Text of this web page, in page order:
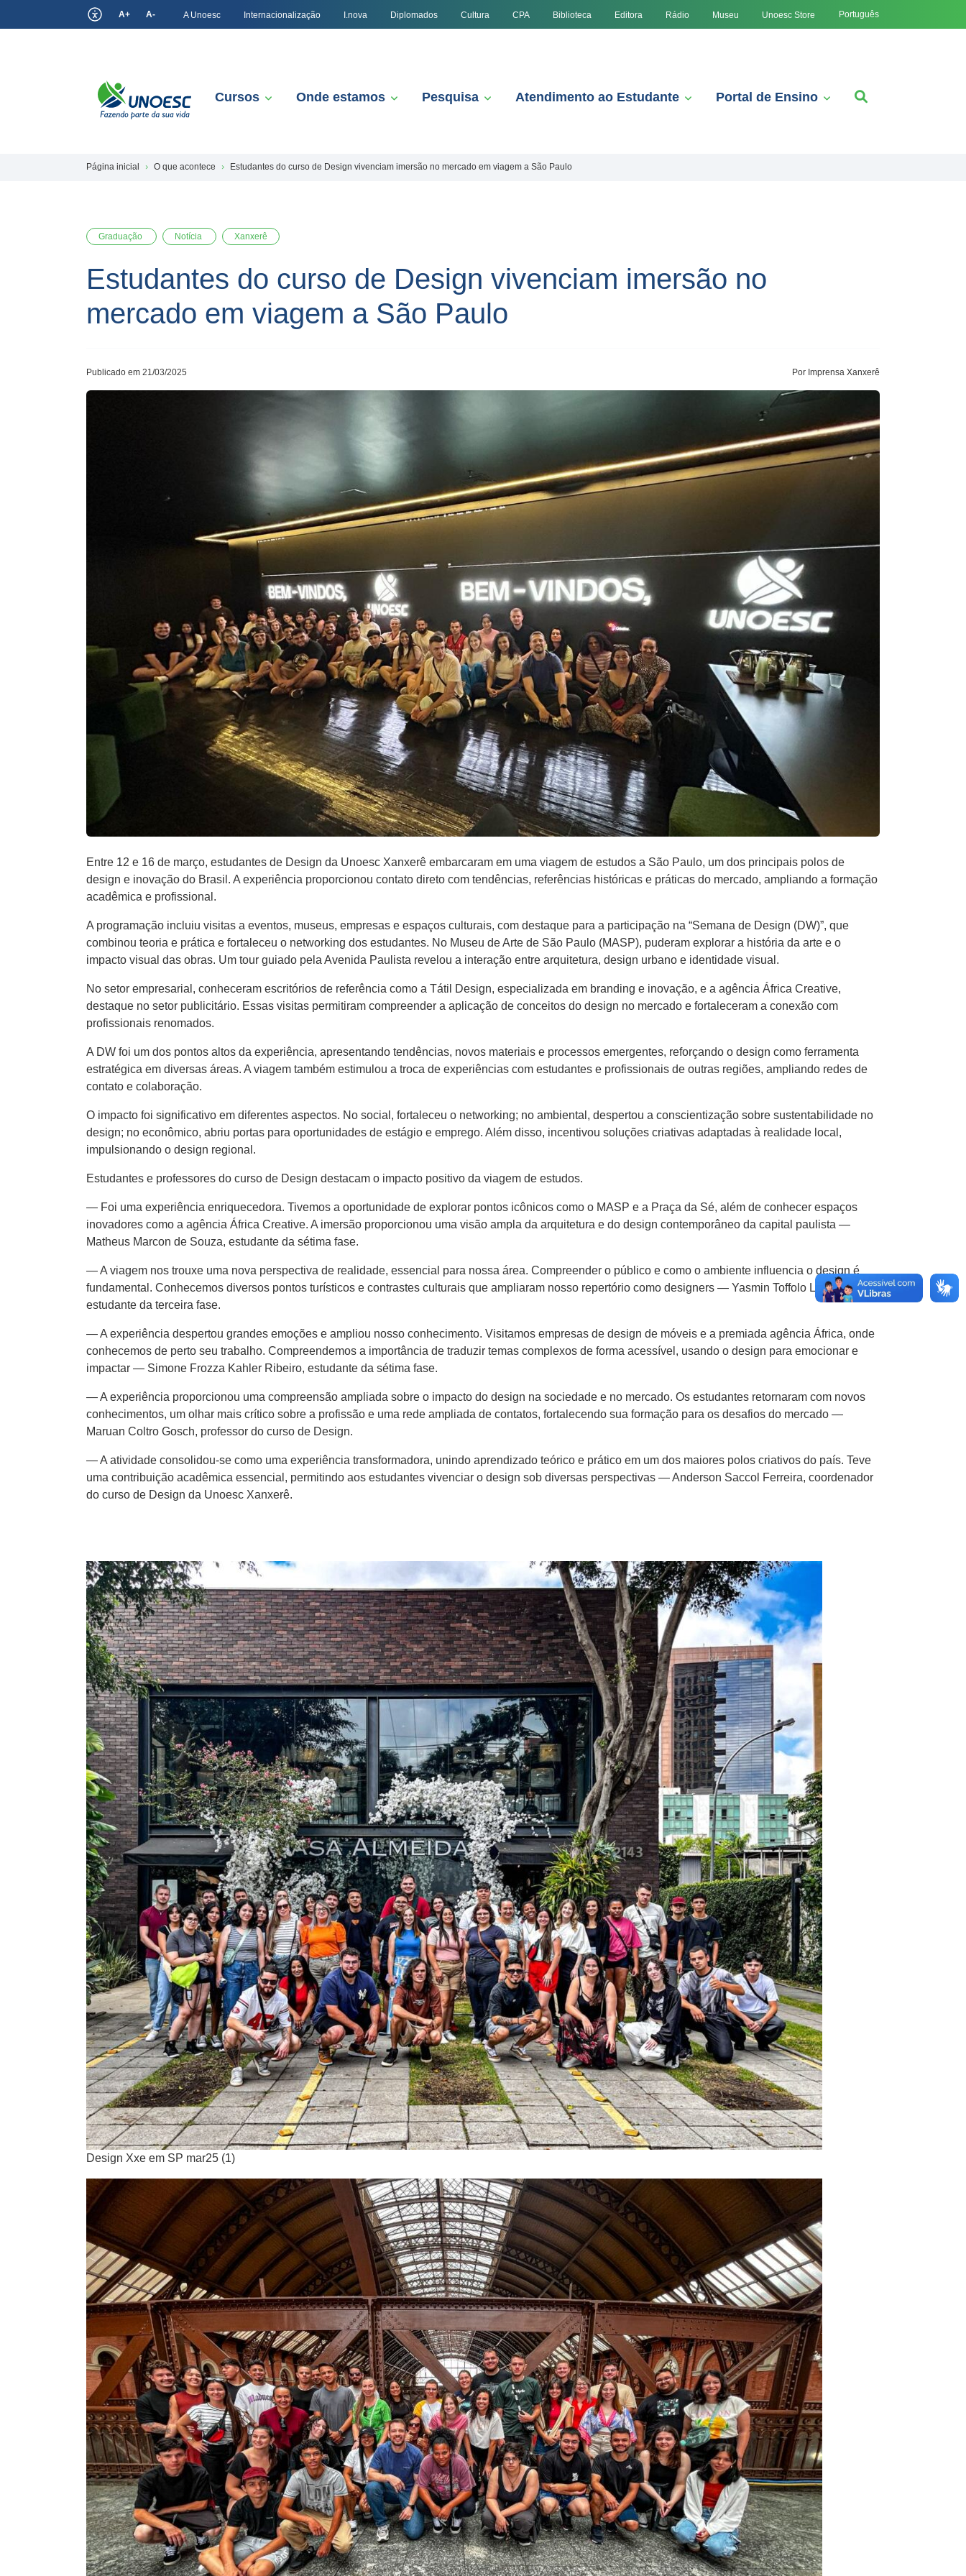
A+ A- A Unoesc Internacionalização I.nova Diplomados Cultura CPA Biblioteca Editora Rádio Museu Unoesc Store Português
Cursos Onde estamos Pesquisa Atendimento ao Estudante Portal de Ensino
Página inicial O que acontece Estudantes do curso de Design vivenciam imersão no mercado em viagem a São Paulo
Graduação Notícia Xanxerê
Estudantes do curso de Design vivenciam imersão no
mercado em viagem a São Paulo
Publicado em 21/03/2025 Por Imprensa Xanxerê
Entre 12 e 16 de março, estudantes de Design da Unoesc Xanxerê embarcaram em uma viagem de estudos a São Paulo, um dos principais polos de
design e inovação do Brasil. A experiência proporcionou contato direto com tendências, referências históricas e práticas do mercado, ampliando a formação
acadêmica e profissional.
A programação incluiu visitas a eventos, museus, empresas e espaços culturais, com destaque para a participação na “Semana de Design (DW)”, que
combinou teoria e prática e fortaleceu o networking dos estudantes. No Museu de Arte de São Paulo (MASP), puderam explorar a história da arte e o
impacto visual das obras. Um tour guiado pela Avenida Paulista revelou a interação entre arquitetura, design urbano e identidade visual.
No setor empresarial, conheceram escritórios de referência como a Tátil Design, especializada em branding e inovação, e a agência África Creative,
destaque no setor publicitário. Essas visitas permitiram compreender a aplicação de conceitos do design no mercado e fortaleceram a conexão com
profissionais renomados.
A DW foi um dos pontos altos da experiência, apresentando tendências, novos materiais e processos emergentes, reforçando o design como ferramenta
estratégica em diversas áreas. A viagem também estimulou a troca de experiências com estudantes e profissionais de outras regiões, ampliando redes de
contato e colaboração.
O impacto foi significativo em diferentes aspectos. No social, fortaleceu o networking; no ambiental, despertou a conscientização sobre sustentabilidade no
design; no econômico, abriu portas para oportunidades de estágio e emprego. Além disso, incentivou soluções criativas adaptadas à realidade local,
impulsionando o design regional.
Estudantes e professores do curso de Design destacam o impacto positivo da viagem de estudos.
— Foi uma experiência enriquecedora. Tivemos a oportunidade de explorar pontos icônicos como o MASP e a Praça da Sé, além de conhecer espaços
inovadores como a agência África Creative. A imersão proporcionou uma visão ampla da arquitetura e do design contemporâneo da capital paulista —
Matheus Marcon de Souza, estudante da sétima fase.
— A viagem nos trouxe uma nova perspectiva de realidade, essencial para nossa área. Compreender o público e como o ambiente influencia o design é
fundamental. Conhecemos diversos pontos turísticos e contrastes culturais que ampliaram nosso repertório como designers — Yasmin Toffolo Lemes,
estudante da terceira fase.
— A experiência despertou grandes emoções e ampliou nosso conhecimento. Visitamos empresas de design de móveis e a premiada agência África, onde
conhecemos de perto seu trabalho. Compreendemos a importância de traduzir temas complexos de forma acessível, usando o design para emocionar e
impactar — Simone Frozza Kahler Ribeiro, estudante da sétima fase.
— A experiência proporcionou uma compreensão ampliada sobre o impacto do design na sociedade e no mercado. Os estudantes retornaram com novos
conhecimentos, um olhar mais crítico sobre a profissão e uma rede ampliada de contatos, fortalecendo sua formação para os desafios do mercado —
Maruan Coltro Gosch, professor do curso de Design.
— A atividade consolidou-se como uma experiência transformadora, unindo aprendizado teórico e prático em um dos maiores polos criativos do país. Teve
uma contribuição acadêmica essencial, permitindo aos estudantes vivenciar o design sob diversas perspectivas — Anderson Saccol Ferreira, coordenador
do curso de Design da Unoesc Xanxerê.
Design Xxe em SP mar25 (1)